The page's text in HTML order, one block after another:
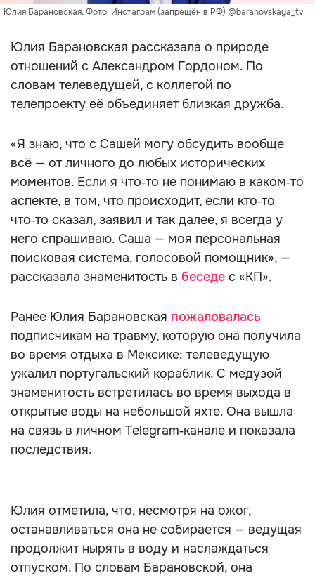
Юлия Барановская. Фото: Инстаграм (запрещён в РФ) @baranovskaya_tv
Юлия Барановская рассказала о природе
отношений с Александром Гордоном. По
словам телеведущей, с коллегой по
телепроекту её объединяет близкая дружба.
«Я знаю, что с Сашей могу обсудить вообще
всё — от личного до любых исторических
моментов. Если я что‑то не понимаю в каком‑то
аспекте, в том, что происходит, если кто‑то
что‑то сказал, заявил и так далее, я всегда у
него спрашиваю. Саша — моя персональная
поисковая система, голосовой помощник», —
рассказала знаменитость в беседе с «КП».
Ранее Юлия Барановская пожаловалась
подписчикам на травму, которую она получила
во время отдыха в Мексике: телеведущую
ужалил португальский кораблик. С медузой
знаменитость встретилась во время выхода в
открытые воды на небольшой яхте. Она вышла
на связь в личном Telegram‑канале и показала
последствия.
Юлия отметила, что, несмотря на ожог,
останавливаться она не собирается — ведущая
продолжит нырять в воду и наслаждаться
отпуском. По словам Барановской, она